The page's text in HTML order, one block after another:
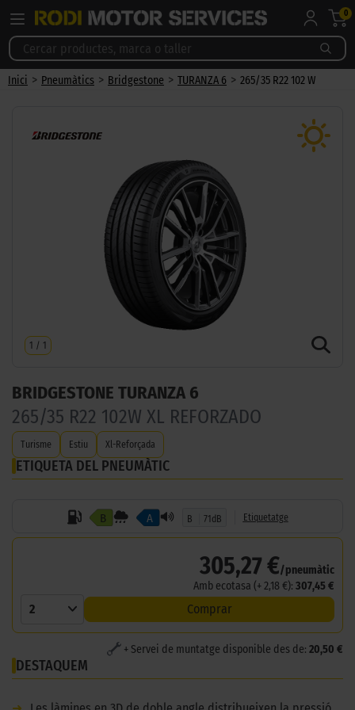
0
Inici > Pneumàtics > Bridgestone > TURANZA 6 > 265/35 R22 102 W
1 / 1
BRIDGESTONE TURANZA 6
265/35 R22 102W XL REFORZADO
Turisme Estiu Xl-Reforçada
ETIQUETA DEL PNEUMÀTIC
B A B 71dB Etiquetatge
305,27 €/pneumàtic
Amb ecotasa (+ 2,18 €): 307,45 €
2 Comprar
+ Servei de muntatge disponible des de: 20,50 €
DESTAQUEM